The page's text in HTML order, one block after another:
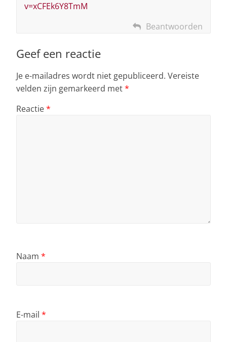
v=xCFEk6Y8TmM
Beantwoorden
Geef een reactie
Je e-mailadres wordt niet gepubliceerd. Vereiste
velden zijn gemarkeerd met*
Reactie*
Naam *
E-mail *